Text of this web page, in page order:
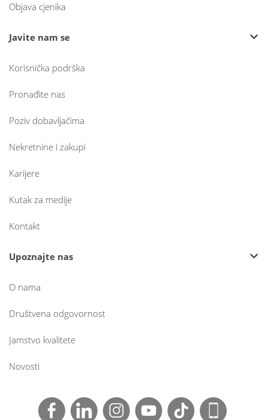
Objava cjenika
Javite nam se
Korisnička podrška
Pronađite nas
Poziv dobavljačima
Nekretnine i zakupi
Karijere
Kutak za medije
Kontakt
Upoznajte nas
O nama
Društvena odgovornost
Jamstvo kvalitete
Novosti